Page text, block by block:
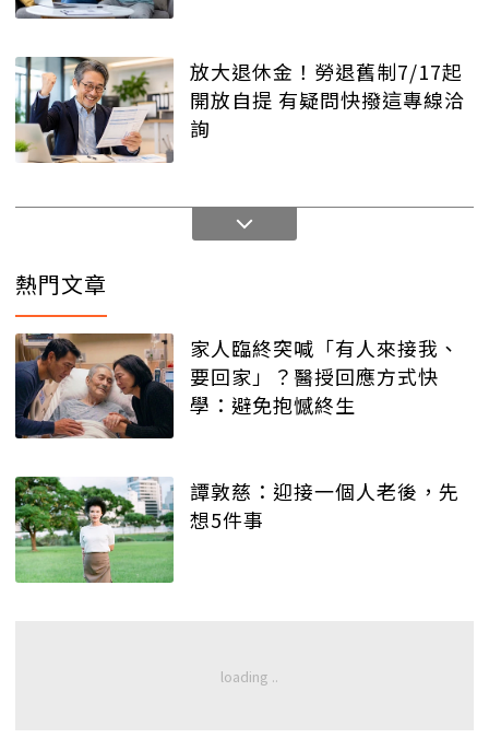
放大退休金！勞退舊制7/17起
開放自提 有疑問快撥這專線洽
詢
熱門文章
家人臨終突喊「有人來接我、
要回家」？醫授回應方式快
學：避免抱憾終生
譚敦慈：迎接一個人老後，先
想5件事